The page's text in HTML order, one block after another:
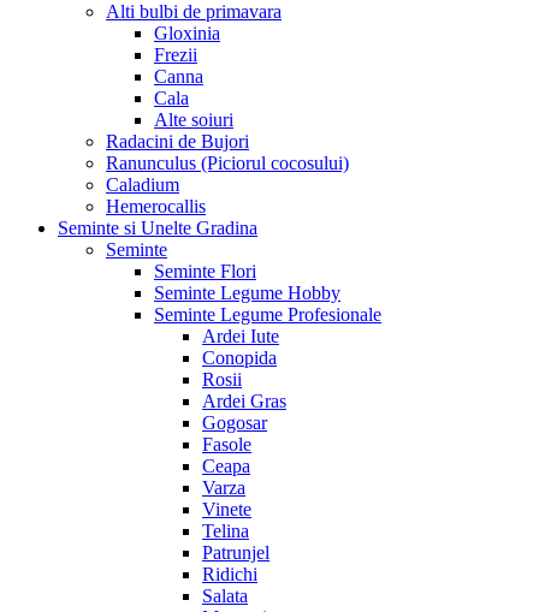
Alti bulbi de primavara
Gloxinia
Frezii
Canna
Cala
Alte soiuri
Radacini de Bujori
Ranunculus (Piciorul cocosului)
Caladium
Hemerocallis
Seminte si Unelte Gradina
Seminte
Seminte Flori
Seminte Legume Hobby
Seminte Legume Profesionale
Ardei Iute
Conopida
Rosii
Ardei Gras
Gogosar
Fasole
Ceapa
Varza
Vinete
Telina
Patrunjel
Ridichi
Salata